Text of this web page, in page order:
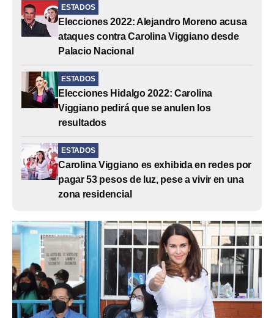
ESTADOS
Elecciones 2022: Alejandro Moreno acusa
ataques contra Carolina Viggiano desde
Palacio Nacional
ESTADOS
Elecciones Hidalgo 2022: Carolina
Viggiano pedirá que se anulen los
resultados
ESTADOS
Carolina Viggiano es exhibida en redes por
pagar 53 pesos de luz, pese a vivir en una
zona residencial